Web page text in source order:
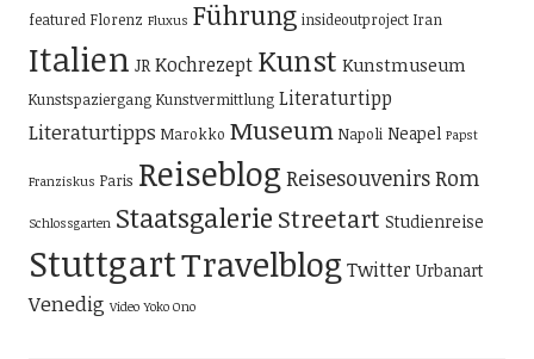
featured Florenz Fluxus Führung insideoutproject Iran
Italien JR Kochrezept Kunst Kunstmuseum
Kunstspaziergang Kunstvermittlung Literaturtipp
Literaturtipps Marokko Museum Napoli Neapel Papst
Franziskus Paris Reiseblog ReisesouvenirsRom
Schlossgarten Staatsgalerie Streetart Studienreise
StuttgartTravelblog Twitter Urbanart
Venedig Video Yoko Ono